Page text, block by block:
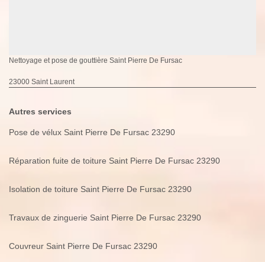
Nettoyage et pose de gouttière Saint Pierre De Fursac
23000 Saint Laurent
Autres services
Pose de vélux Saint Pierre De Fursac 23290
Réparation fuite de toiture Saint Pierre De Fursac 23290
Isolation de toiture Saint Pierre De Fursac 23290
Travaux de zinguerie Saint Pierre De Fursac 23290
Couvreur Saint Pierre De Fursac 23290